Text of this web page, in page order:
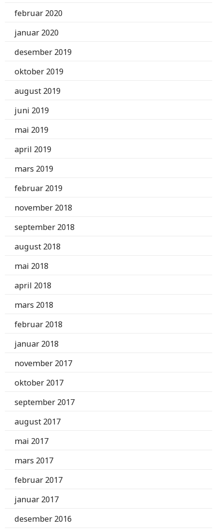
februar 2020
januar 2020
desember 2019
oktober 2019
august 2019
juni 2019
mai 2019
april 2019
mars 2019
februar 2019
november 2018
september 2018
august 2018
mai 2018
april 2018
mars 2018
februar 2018
januar 2018
november 2017
oktober 2017
september 2017
august 2017
mai 2017
mars 2017
februar 2017
januar 2017
desember 2016